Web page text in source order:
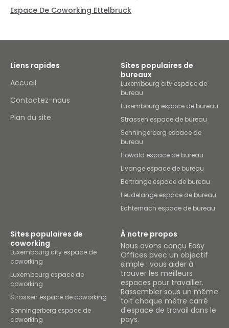
Espace De Coworking Ettelbruck
Liens rapides
Accueil
Contactez-nous
Plan du site
Sites populaires de
bureaux
Luxembourg city espace de
bureau
Luxembourg espace de bureau
Strassen espace de bureau
Senningerberg espace de
bureau
Howald espace de bureau
Livange espace de bureau
Bertrange espace de bureau
Leudelange espace de bureau
Echternach espace de bureau
Sites populaires de
coworking
Luxembourg city espace de
coworking
Luxembourg espace de
coworking
Strassen espace de coworking
Senningerberg espace de
coworking
À notre propos
Nous avons conçu Easy
Offices avec un objectif
simple : vous aider à
trouver les meilleurs
espaces pour travailler.
Rassembler sous un même
toit chaque mètre carré
d'espace de travail dans le
pays.